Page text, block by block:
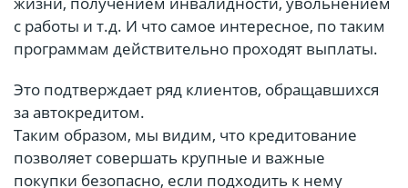
с работы и т.д. И что самое интересное, по таким
программам действительно проходят выплаты.
Это подтверждает ряд клиентов, обращавшихся
за автокредитом.
Таким образом, мы видим, что кредитование
позволяет совершать крупные и важные
покупки безопасно, если подходить к нему